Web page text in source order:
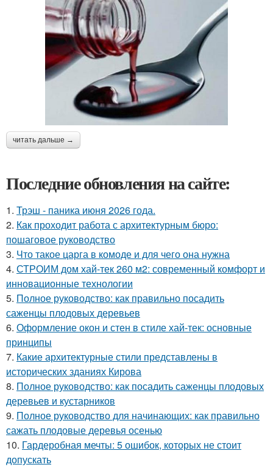
читать дальше →
Последние обновления на сайте:
1. Трэш - паника июня 2026 года.
2. Как проходит работа с архитектурным бюро:
пошаговое руководство
3. Что такое царга в комоде и для чего она нужна
4. СТРОИМ дом хай-тек 260 м2: современный комфорт и
инновационные технологии
5. Полное руководство: как правильно посадить
саженцы плодовых деревьев
6. Оформление окон и стен в стиле хай-тек: основные
принципы
7. Какие архитектурные стили представлены в
исторических зданиях Кирова
8. Полное руководство: как посадить саженцы плодовых
деревьев и кустарников
9. Полное руководство для начинающих: как правильно
сажать плодовые деревья осенью
10. Гардеробная мечты: 5 ошибок, которых не стоит
допускать